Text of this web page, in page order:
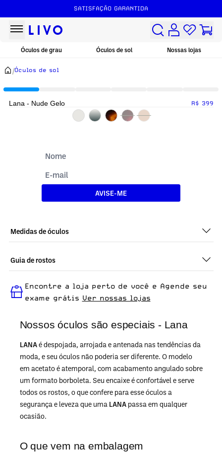
SATISFAÇÃO GARANTIDA
Óculos de grau Óculos de sol Nossas lojas
/Óculos de sol
Nossos óculos são especiais - Lana
LANAé despojada, arrojada e antenada nas tendências da
moda, e seu óculos não poderia ser diferente. O modelo
em acetato é atemporal, com acabamento angulado sobre
um formato borboleta. Seu encaixe é confortável e serve
todos os rostos, o que confere para esse óculos a
segurança e leveza que uma LANA passa em qualquer
ocasião.
O que vem na embalagem
Lana - Nude Gelo R$ 399
AVISE-ME
Medidas de óculos
Guia de rostos
ideal para quem busca um óculos confortável para o dia a dia.
Encontre a loja perto de você e Agende seu
exame grátis Ver nossas lojas